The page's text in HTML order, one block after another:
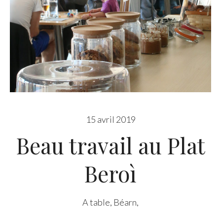
15 avril 2019
Beau travail au Plat
Beroì
A table, Béarn,